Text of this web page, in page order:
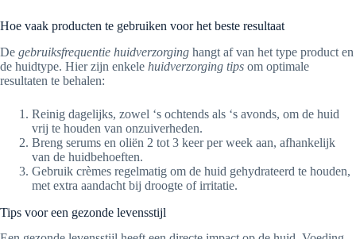
Hoe vaak producten te gebruiken voor het beste resultaat
De gebruiksfrequentie huidverzorging hangt af van het type product en
de huidtype. Hier zijn enkele huidverzorging tips om optimale
resultaten te behalen:
Reinig dagelijks, zowel ‘s ochtends als ‘s avonds, om de huid
vrij te houden van onzuiverheden.
Breng serums en oliën 2 tot 3 keer per week aan, afhankelijk
van de huidbehoeften.
Gebruik crèmes regelmatig om de huid gehydrateerd te houden,
met extra aandacht bij droogte of irritatie.
Tips voor een gezonde levensstijl